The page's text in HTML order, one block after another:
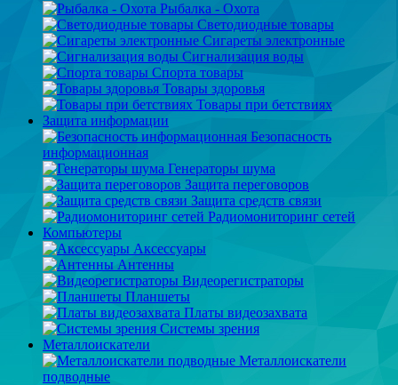
Рыбалка - Охота
Светодиодные товары
Сигареты электронные
Сигнализация воды
Спорта товары
Товары здоровья
Товары при бетствиях
Защита информации
Безопасность
информационная
Генераторы шума
Защита переговоров
Защита средств связи
Радиомониторинг сетей
Компьютеры
Аксессуары
Антенны
Видеорегистраторы
Планшеты
Платы видеозахвата
Системы зрения
Металлоискатели
Металлоискатели
подводные